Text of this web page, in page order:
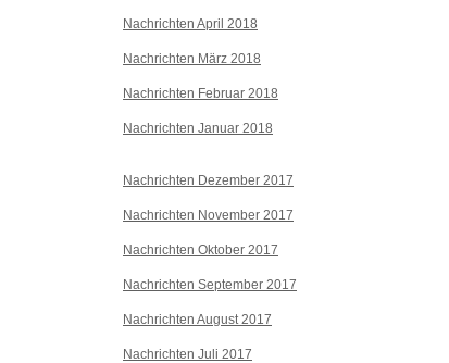
Nachrichten April 2018
Nachrichten März 2018
Nachrichten Februar 2018
Nachrichten Januar 2018
Nachrichten Dezember 2017
Nachrichten November 2017
Nachrichten Oktober 2017
Nachrichten September 2017
Nachrichten August 2017
Nachrichten Juli 2017